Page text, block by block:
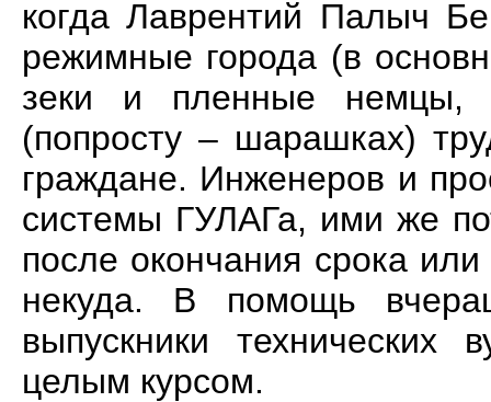
когда Лаврентий Палыч
режимные города (в
зеки и пленные немцы,
(попросту – шарашках)
граждане. Инженеров и
системы ГУЛАГа, ими же
после окончания срока
некуда. В помощь
выпускники технических
целым курсом.